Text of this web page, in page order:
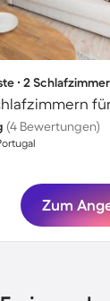
∙ 2 Schlafzimmer
(4 Bewertungen)
Zum